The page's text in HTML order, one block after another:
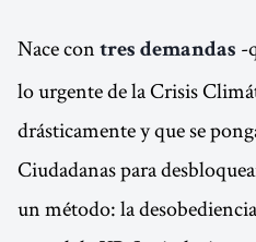
Nace con tres demandas -
lo urgente de la Crisis
drásticamente y que se
Ciudadanas para
un método: la